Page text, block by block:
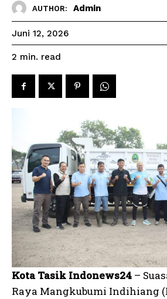
AUTHOR: Admin
Juni 12, 2026
2 min. read
Kota Tasik Indonews24 –
Raya Mangkubumi Indihiang